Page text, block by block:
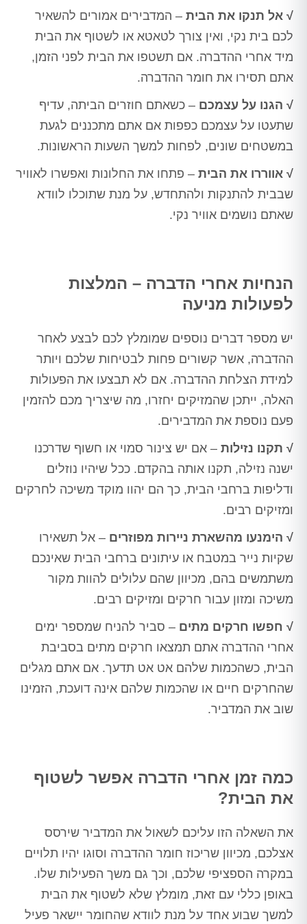
√ אל תנקו את הבית – המדבירים אמורים להשאיר
לכם בית נקי, ואין צורך לטאטא או לשטוף את הבית
מיד אחרי ההדברה. אם תשטפו את הבית לפני הזמן,
אתם תסירו את חומר ההדברה.
√ הגנו על עצמכם – כשאתם חוזרים הביתה, עדיף
שתעטו על עצמכם כפפות אם אתם מתכננים לגעת
במשטחים שונים, לפחות למשך השעות הראשונות.
√ אווררו את הבית – פתחו את החלונות ואפשרו לאוויר
שבבית להתנקות ולהתחדש, על מנת שתוכלו לוודא
שאתם נושמים אוויר נקי.
הנחיות אחרי הדברה – המלצות
לפעולות מניעה
יש מספר דברים נוספים שמומלץ לכם לבצע לאחר
ההדברה, אשר קשורים פחות לבטיחות שלכם ויותר
למידת הצלחת ההדברה. אם לא תבצעו את הפעולות
האלה, ייתכן שהמזיקים יחזרו, מה שיצריך מכם להזמין
פעם נוספת את המדבירים.
√ תקנו נזילות – אם יש צינור סמוי או חשוף שדרכנו
ישנה נזילה, תקנו אותה בהקדם. ככל שיהיו נוזלים
ודליפות ברחבי הבית, כך הם יהוו מוקד משיכה לחרקים
ומזיקים רבים.
√ הימנעו מהשארת ניירות מפוזרים – אל תשאירו
שקיות נייר במטבח או עיתונים ברחבי הבית שאינכם
משתמשים בהם, מכיוון שהם עלולים להוות מקור
משיכה ומזון עבור חרקים ומזיקים רבים.
√ חפשו חרקים מתים – סביר להניח שמספר ימים
אחרי ההדברה אתם תמצאו חרקים מתים בסביבת
הבית, כשהכמות שלהם אט אט תדעך. אם אתם מגלים
שהחרקים חיים או שהכמות שלהם אינה דועכת, הזמינו
שוב את המדביר.
כמה זמן אחרי הדברה אפשר לשטוף
את הבית?
את השאלה הזו עליכם לשאול את המדביר שירסס
אצלכם, מכיוון שריכוז חומר ההדברה וסוגו יהיו תלויים
במקרה הספציפי שלכם, וכך גם משך הפעילות שלו.
באופן כללי עם זאת, מומלץ שלא לשטוף את הבית
למשך שבוע אחד על מנת לוודא שהחומר יישאר פעיל